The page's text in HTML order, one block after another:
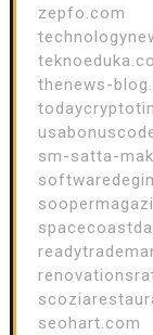
zepfo.com
thenews-
sm-satta-
seohart.com